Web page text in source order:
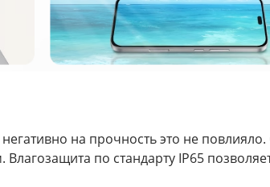
на прочность это не
по стандарту IP65